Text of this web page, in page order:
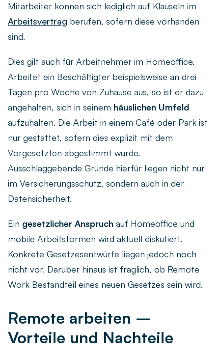
Mitarbeiter können sich lediglich auf Klauseln im
Arbeitsvertrag berufen, sofern diese vorhanden
sind.
Dies gilt auch für Arbeitnehmer im Homeoffice.
Arbeitet ein Beschäftigter beispielsweise an drei
Tagen pro Woche von Zuhause aus, so ist er dazu
angehalten, sich in seinem häuslichen Umfeld
aufzuhalten. Die Arbeit in einem Café oder Park ist
nur gestattet, sofern dies explizit mit dem
Vorgesetzten abgestimmt wurde.
Ausschlaggebende Gründe hierfür liegen nicht nur
im Versicherungsschutz, sondern auch in der
Datensicherheit.
Ein gesetzlicher Anspruch auf Homeoffice und
mobile Arbeitsformen wird aktuell diskutiert.
Konkrete Gesetzesentwürfe liegen jedoch noch
nicht vor. Darüber hinaus ist fraglich, ob Remote
Work Bestandteil eines neuen Gesetzes sein wird.
Remote arbeiten –
Vorteile und Nachteile